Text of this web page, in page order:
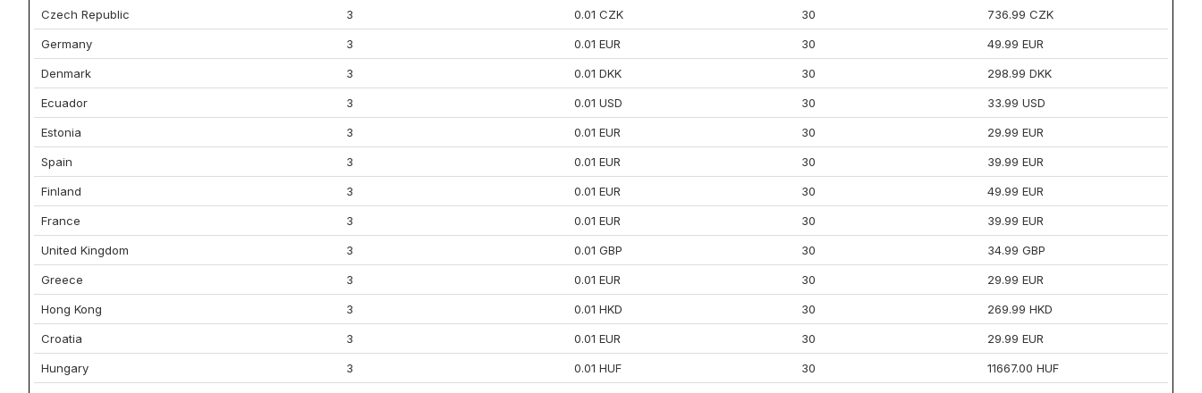
Czech Republic 3 0.01 CZK 30 736.99 CZK
Germany 3 0.01 EUR 30 49.99 EUR
Denmark 3 0.01 DKK 30 298.99 DKK
Ecuador 3 0.01 USD 30 33.99 USD
Estonia 3 0.01 EUR 30 29.99 EUR
Spain 3 0.01 EUR 30 39.99 EUR
Finland 3 0.01 EUR 30 49.99 EUR
France 3 0.01 EUR 30 39.99 EUR
United Kingdom 3 0.01 GBP 30 34.99 GBP
Greece 3 0.01 EUR 30 29.99 EUR
Hong Kong 3 0.01 HKD 30 269.99 HKD
Croatia 3 0.01 EUR 30 29.99 EUR
Hungary 3 0.01 HUF 30 11667.00 HUF